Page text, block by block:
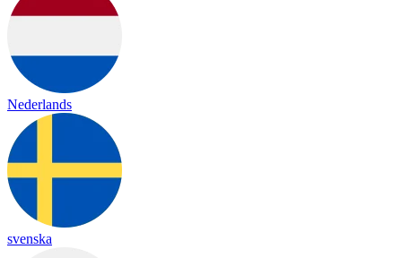
Nederlands
svenska